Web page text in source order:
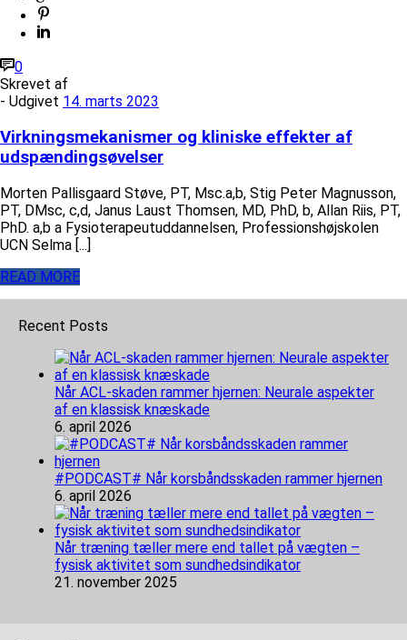
0
Skrevet af
- Udgivet 14. marts 2023
Virkningsmekanismer og kliniske effekter af
udspændingsøvelser
Morten Pallisgaard Støve, PT, Msc.a,b, Stig Peter Magnusson,
PT, DMsc, c,d, Janus Laust Thomsen, MD, PhD, b, Allan Riis, PT,
PhD. a,b a Fysioterapeutuddannelsen, Professionshøjskolen
UCN Selma [...]
READ MORE
Recent Posts
Når ACL-skaden rammer hjernen: Neurale aspekter
af en klassisk knæskade
6. april 2026
#PODCAST# Når korsbåndsskaden rammer hjernen
6. april 2026
Når træning tæller mere end tallet på vægten –
fysisk aktivitet som sundhedsindikator
21. november 2025